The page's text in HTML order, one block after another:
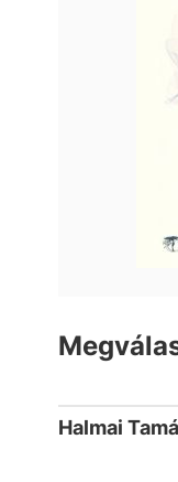
Halmai